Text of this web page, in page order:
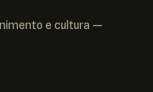
e cultura —